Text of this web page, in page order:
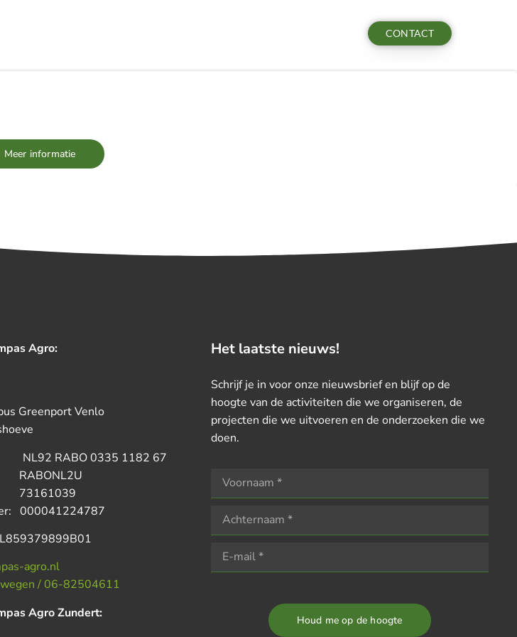
CONTACT
Meer informatie
Agro:
Greenport Venlo
RABO 0335 1182 67
73161039
000041224787
agro.nl
/ 06-82504611
Agro Zundert:
Het laatste nieuws!
Schrijf je in voor onze nieuwsbrief en blijf op de
hoogte van de activiteiten die we organiseren, de
projecten die we uitvoeren en de onderzoeken die we
doen.
Houd me op de hoogte